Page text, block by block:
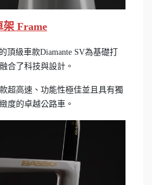
架 Frame
頂級車款Diamante SV為基礎打
合了科技與設計。
超高速、功能性極佳並且具有獨
度的卓越公路車。